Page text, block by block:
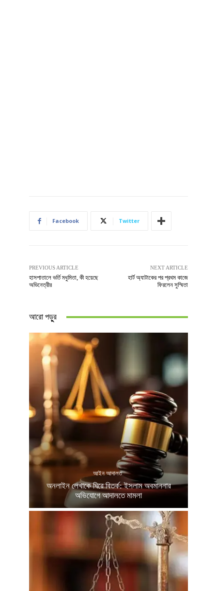
Facebook Twitter
PREVIOUS ARTICLE
হাসপাতালে ভর্তি মধুমিতা, কী হয়েছে
অভিনেত্রীর
NEXT ARTICLE
হার্ট অ্যাটাকের পর প্রথম কাজে
ফিরলেন সুস্মিতা
আরো পড়ুুর
আইন আদালত
অনলাইন লেখাকে ঘিরে বিতর্ক: ইসলাম অবমাননার
অভিযোগে আদালতে মামলা